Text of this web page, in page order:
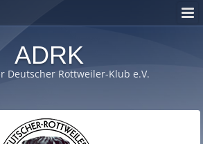
ADRK
Deutscher Rottweiler-Klub e.V.